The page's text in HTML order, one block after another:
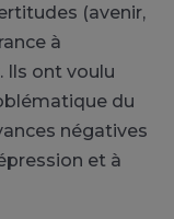
(avenir,
à
Ils ont voulu
du
négatives
et à